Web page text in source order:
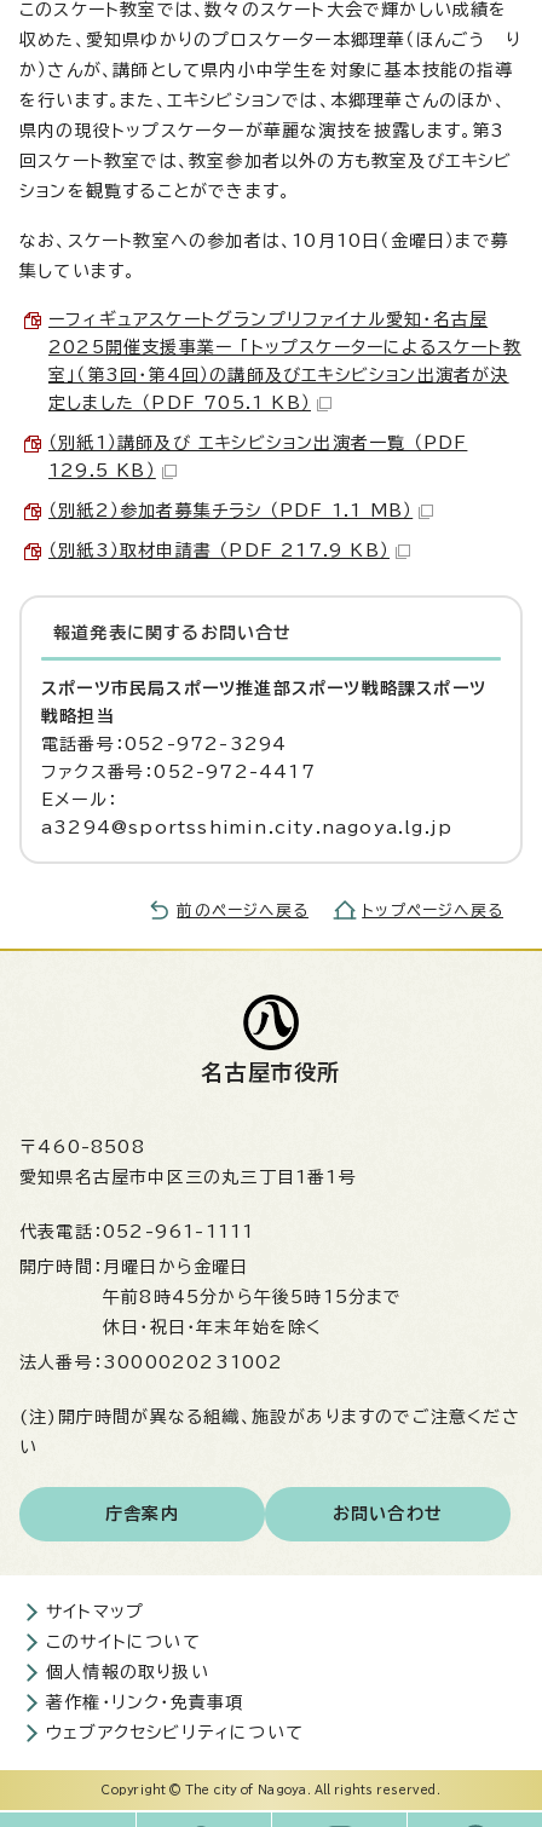
このスケート教室では、数々のスケート大会で輝かしい成績を
収めた、愛知県ゆかりのプロスケーター本郷理華（ほんごう り
か）さんが、講師として県内小中学生を対象に基本技能の指導
を行います。また、エキシビションでは、本郷理華さんのほか、
県内の現役トップスケーターが華麗な演技を披露します。第3
回スケート教室では、教室参加者以外の方も教室及びエキシビ
ションを観覧することができます。
なお、スケート教室への参加者は、10月10日（金曜日）まで募
集しています。
ーフィギュアスケートグランプリファイナル愛知・名古屋
2025開催支援事業ー 「トップスケーターによるスケート教
室」（第3回・第4回）の講師及びエキシビション出演者が決
定しました （PDF 705.1 KB）
（別紙1）講師及び エキシビション出演者一覧 （PDF
129.5 KB）
（別紙2）参加者募集チラシ （PDF 1.1 MB）
（別紙3）取材申請書 （PDF 217.9 KB）
報道発表に関するお問い合せ
スポーツ市民局スポーツ推進部スポーツ戦略課スポーツ
戦略担当
電話番号：052-972-3294
ファクス番号：052-972-4417
Eメール：
a3294@sportsshimin.city.nagoya.lg.jp
前のページへ戻る トップページへ戻る
名古屋市役所
〒460-8508
愛知県名古屋市中区三の丸三丁目1番1号
代表電話： 052-961-1111
開庁時間： 月曜日から金曜日
午前8時45分から午後5時15分まで
休日・祝日・年末年始を除く
法人番号： 3000020231002
(注)開庁時間が異なる組織、施設がありますのでご注意くださ
い
庁舎案内 お問い合わせ
サイトマップ
このサイトについて
個人情報の取り扱い
著作権・リンク・免責事項
ウェブアクセシビリティについて
Copyright © The city of Nagoya. All rights reserved.